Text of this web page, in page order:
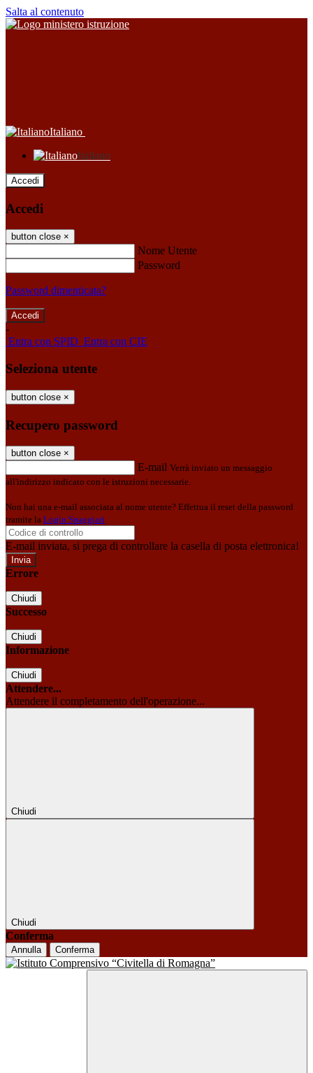
Salta al contenuto
Italiano
Italiano
Accedi
Accedi
button close ×
Nome Utente
Password
Password dimenticata?
-
Entra con SPID Entra con CIE
Seleziona utente
button close ×
Recupero password
button close ×
E-mail Verrà inviato un messaggio
all'indirizzo indicato con le istruzioni necessarie.
Non hai una e-mail associata al nome utente? Effettua il reset della password
tramite la Login Spaggiari
E-mail inviata, si prega di controllare la casella di posta elettronica!
Errore
Chiudi
Successo
Chiudi
Informazione
Chiudi
Attendere...
Attendere il completamento dell'operazione...
Chiudi
Chiudi
Conferma
Annulla Conferma